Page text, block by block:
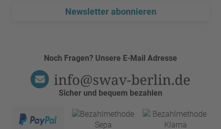
Newsletter abonnieren
Sicher und bequem bezahlen
Noch Fragen? Unsere E-Mail Adresse
info@swav-berlin.de